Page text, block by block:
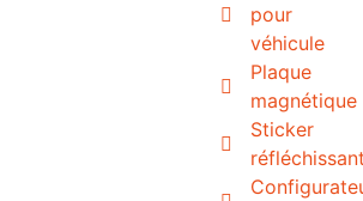
pour
véhicule
Plaque
magnétique
Sticker